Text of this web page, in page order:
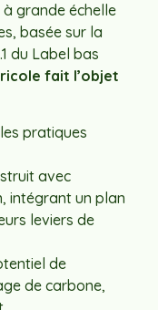
grande échelle
basée sur la
du Label bas
fait l’objet
pratiques
avec
intégrant un plan
leviers de
de
de carbone,